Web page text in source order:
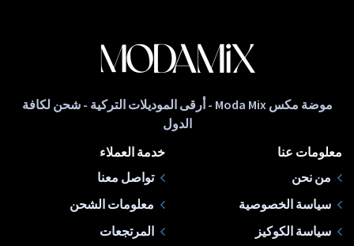
موضة مكس Moda Mix - أرقى الموديلات التركية - شحن لكافة
الدول
معلومات عنا
من نحن
سياسة الخصوصية
سياسة الكوكيز
خدمة العملاء
تواصل معنا
معلومات الشحن
المرتجعات